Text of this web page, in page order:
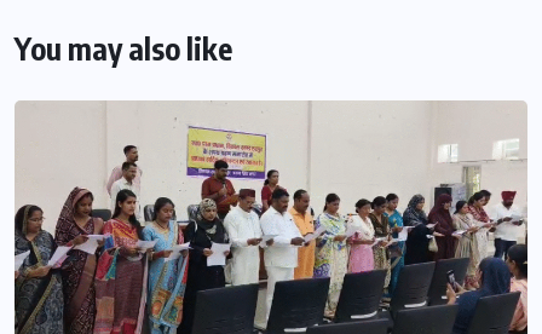
You may also like